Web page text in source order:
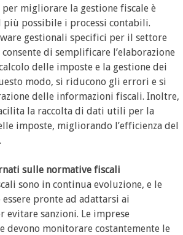
migliorare la gestione fiscale è
più possibile i processi contabili.
gestionali specifici per il settore
di semplificare l’elaborazione
delle imposte e la gestione dei
modo, si riducono gli errori e si
delle informazioni fiscali. Inoltre,
la raccolta di dati utili per la
imposte, migliorando l’efficienza del
sulle normative fiscali
sono in continua evoluzione, e le
pronte ad adattarsi ai
evitare sanzioni. Le imprese
devono monitorare costantemente le